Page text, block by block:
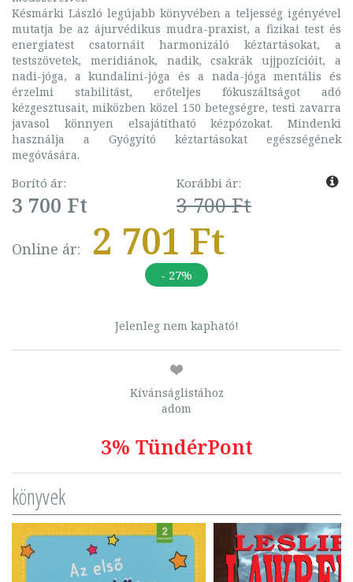
Késmárki László legújabb könyvében a teljesség igényével
mutatja be az ájurvédikus mudra-praxist, a fizikai test és
energiatest csatornáit harmonizáló kéztartásokat, a
testszövetek, meridiánok, nadik, csakrák ujjpozícióit, a
nadi-jóga, a kundalini-jóga és a nada-jóga mentális és
érzelmi stabilitást, erőteljes fókuszáltságot adó
kézgesztusait, miközben közel 150 betegségre, testi zavarra
javasol könnyen elsajátítható kézpózokat. Mindenki
használja a Gyógyító kéztartásokat egészségének
megóvására.
Borító ár:
3 700 Ft
Korábbi ár:
3 700 Ft
Online ár: 2 701 Ft
- 27%
Jelenleg nem kapható!
Kívánságlistához
adom
3% TündérPont
könyvek